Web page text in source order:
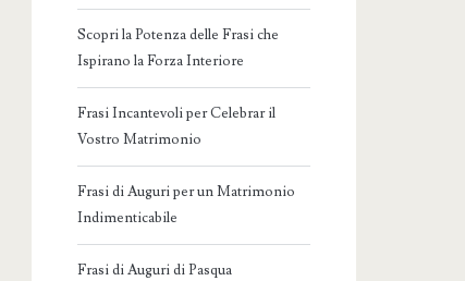
Scopri la Potenza delle Frasi che
Ispirano la Forza Interiore
Frasi Incantevoli per Celebrar il
Vostro Matrimonio
Frasi di Auguri per un Matrimonio
Indimenticabile
Frasi di Auguri di Pasqua